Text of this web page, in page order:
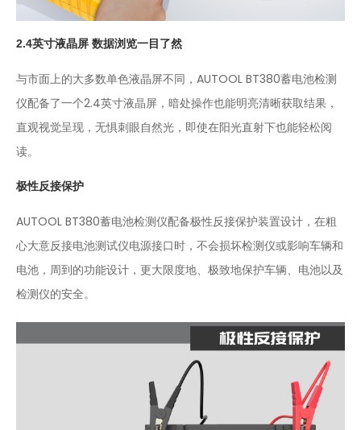
2.4英寸液晶屏 数据浏览一目了然
与市面上的大多数单色液晶屏不同，AUTOOL BT380蓄电池检测
仪配备了一个2.4英寸液晶屏，暗处操作也能明亮清晰获取结果，
直观视觉呈现，无惧刺眼自然光，即使在阳光直射下也能轻松阅
读。
极性反接保护
AUTOOL BT380蓄电池检测仪配备极性反接保护装置设计，在粗
心大意反接电池测试仪电源接口时，不会损坏检测仪或影响车辆和
电池，周到的功能设计，更大限度地、极致地保护车辆、电池以及
检测仪的安全。